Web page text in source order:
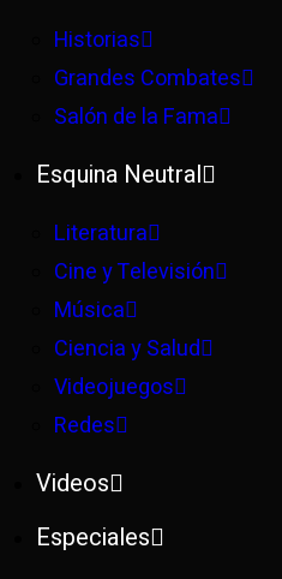
Historias
Grandes Combates
Salón de la Fama
Esquina Neutral
Literatura
Cine y Televisión
Música
Ciencia y Salud
Videojuegos
Redes
Videos
Especiales